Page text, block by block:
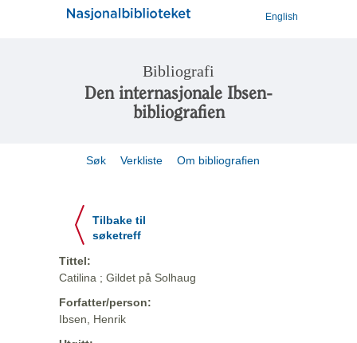
English
Bibliografi
Den internasjonale Ibsen-
bibliografien
Søk Verkliste Om bibliografien
Tilbake til
søketreff
Tittel:
Catilina ; Gildet på Solhaug
Forfatter/person:
Ibsen, Henrik